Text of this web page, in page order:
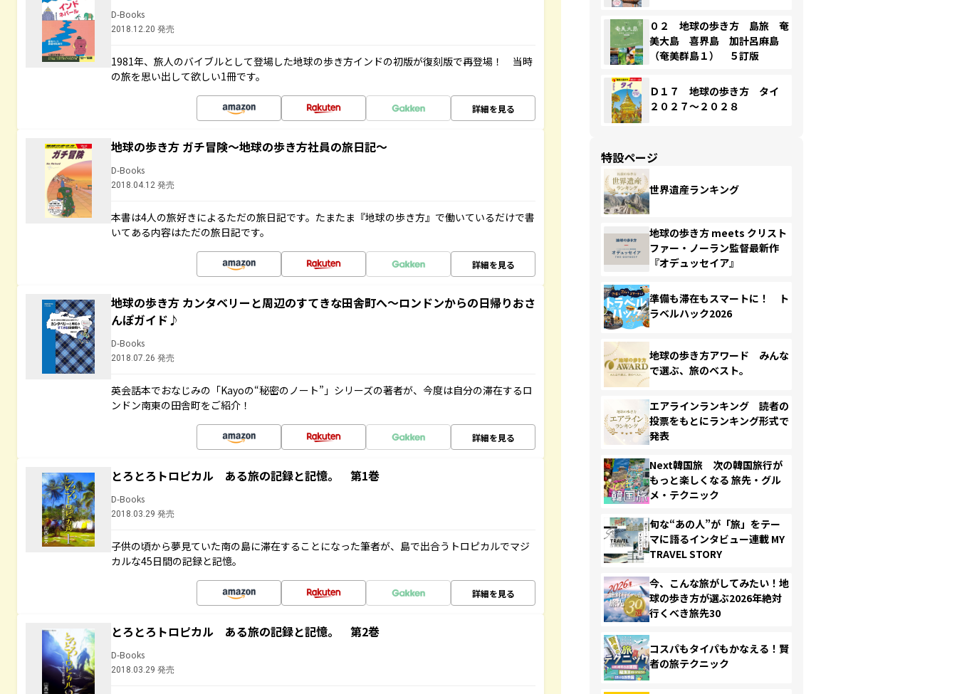
D-Books
2018.12.20 発売
1981年、旅人のバイブルとして登場した地球の歩き方インドの初版が復刻版で再登場！ 当時
の旅を思い出して欲しい1冊です。
詳細を見る
地球の歩き方 ガチ冒険～地球の歩き方社員の旅日記～
D-Books
2018.04.12 発売
本書は4人の旅好きによるただの旅日記です。たまたま『地球の歩き方』で働いているだけで書
いてある内容はただの旅日記です。
詳細を見る
地球の歩き方 カンタベリーと周辺のすてきな田舎町へ～ロンドンからの日帰りおさ
んぽガイド♪
D-Books
2018.07.26 発売
英会話本でおなじみの「Kayoの“秘密のノート”」シリーズの著者が、今度は自分の滞在するロ
ンドン南東の田舎町をご紹介！
詳細を見る
とろとろトロピカル ある旅の記録と記憶。 第1巻
D-Books
2018.03.29 発売
子供の頃から夢見ていた南の島に滞在することになった筆者が、島で出合うトロピカルでマジ
カルな45日間の記録と記憶。
詳細を見る
とろとろトロピカル ある旅の記録と記憶。 第2巻
D-Books
2018.03.29 発売
０２ 地球の歩き方 島旅 奄
美大島 喜界島 加計呂麻島
（奄美群島１） ５訂版
Ｄ１７ 地球の歩き方 タイ
２０２７～２０２８
特設ページ
世界遺産ランキング
地球の歩き方 meets クリスト
ファー・ノーラン監督最新作
『オデュッセイア』
準備も滞在もスマートに！ ト
ラベルハック2026
地球の歩き方アワード みんな
で選ぶ、旅のベスト。
エアラインランキング 読者の
投票をもとにランキング形式で
発表
Next韓国旅 次の韓国旅行が
もっと楽しくなる 旅先・グル
メ・テクニック
旬な“あの人”が「旅」をテー
マに語るインタビュー連載 MY
TRAVEL STORY
今、こんな旅がしてみたい！地
球の歩き方が選ぶ2026年絶対
行くべき旅先30
コスパもタイパもかなえる！賢
者の旅テクニック